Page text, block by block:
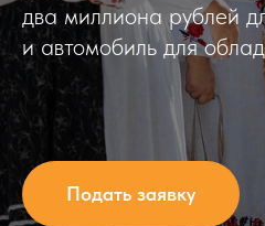
два миллиона рублей
и автомобиль для
Подать заявку